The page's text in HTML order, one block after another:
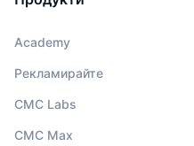
Academy
Рекламирайте
CMC Labs
CMC Max